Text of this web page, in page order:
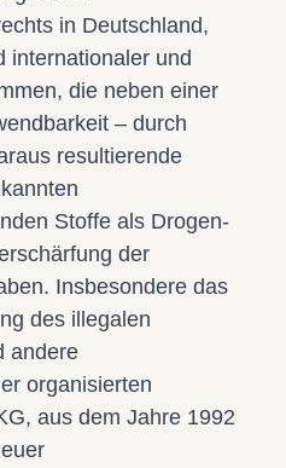
in Deutschland,
internationaler und
die neben einer
– durch
resultierende
Stoffe als Drogen-
der
Insbesondere das
des illegalen
andere
organisierten
aus dem Jahre 1992